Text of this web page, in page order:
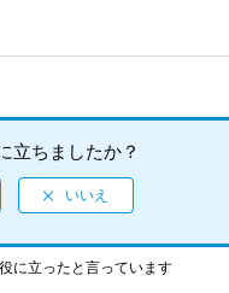
立ちましたか？
に立ったと言っています